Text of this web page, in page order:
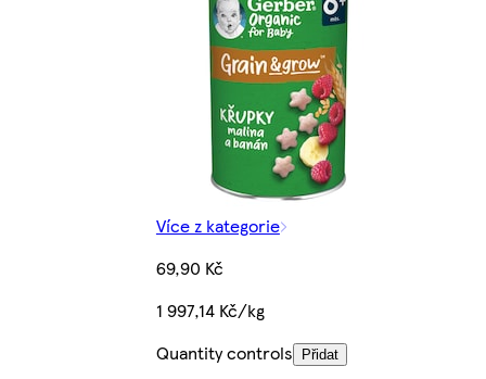
Více z kategorie
69,90 Kč
1 997,14 Kč/kg
Quantity controls
Přidat